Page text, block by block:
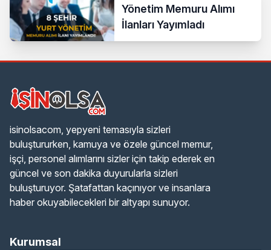
Yönetim Memuru Alımı
İlanları Yayımladı
isinolsacom, yepyeni temasıyla sizleri
buluştururken, kamuya ve özele güncel memur,
işçi, personel alımlarını sizler için takip ederek en
güncel ve son dakika duyurularla sizleri
buluşturuyor. Şatafattan kaçınıyor ve insanlara
haber okuyabilecekleri bir altyapı sunuyor.
Kurumsal